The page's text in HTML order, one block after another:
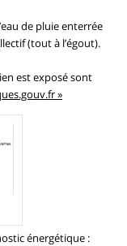
de pluie enterrée
(tout à l’égout).
est exposé sont
»
énergétique :